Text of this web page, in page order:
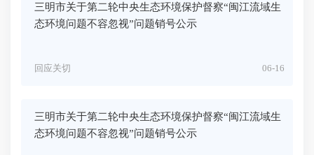
三明市关于第二轮中央生态环境保护督察“闽江流域生
态环境问题不容忽视”问题销号公示
06-16
回应关切
三明市关于第二轮中央生态环境保护督察“闽江流域生
态环境问题不容忽视”问题销号公示